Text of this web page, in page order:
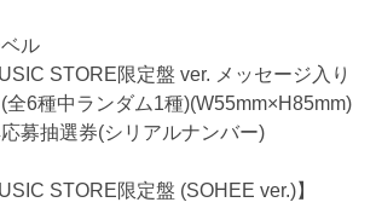
ル
STORE限定盤 ver. メッセージ入り
全6種中ランダム1種)(W55mm×H85mm)
募抽選券(シリアルナンバー)
STORE限定盤 (SOHEE ver.)】